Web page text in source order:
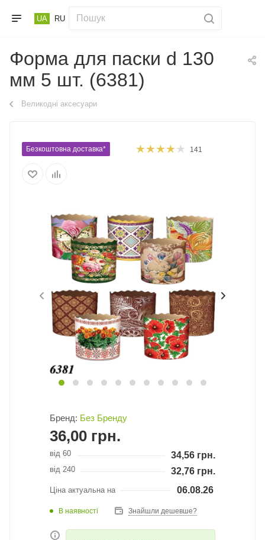
UA RU
Форма для паски d 130
мм 5 шт. (6381)
Великодні аксесуари
Безкоштовна доставка* 141
Бренд: Без Бренду
36,00 грн.
від 60 34,56 грн.
від 240 32,76 грн.
Ціна актуальна на 06.08.26
В наявності Знайшли дешевше?